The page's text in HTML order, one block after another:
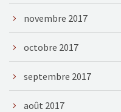
novembre 2017
octobre 2017
septembre 2017
août 2017